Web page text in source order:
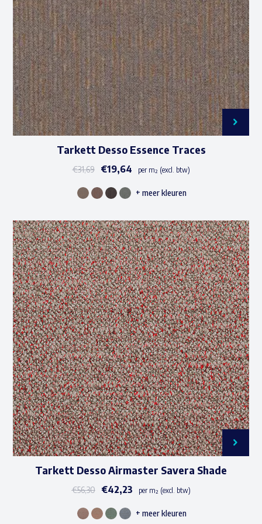
gekozen
worden
op
de
productpagina
Tarkett Desso Essence Traces
€31,69 €19,64 per m² (excl. btw)
Dit
heeft
meerdere
variaties.
Deze
optie
kan
gekozen
worden
op
de
productpagina
+ meer kleuren
Tarkett Desso Airmaster Savera Shade
€56,30 €42,23 per m² (excl. btw)
Dit
+ meer kleuren